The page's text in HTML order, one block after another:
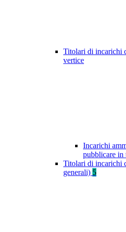
Titolari di incarichi
vertice
Incarichi
pubblicare in
Titolari di incarichi
generali) 5